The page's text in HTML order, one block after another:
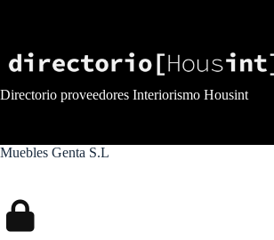
Directorio proveedores Interiorismo Housint
Muebles Genta S.L